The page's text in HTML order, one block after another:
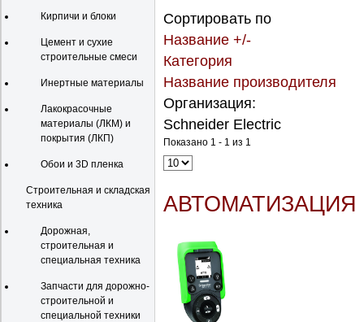
Кирпичи и блоки
Цемент и сухие
строительные смеси
Инертные материалы
Лакокрасочные
материалы (ЛКМ) и
покрытия (ЛКП)
Обои и 3D пленка
Строительная и складская
техника
Дорожная,
строительная и
специальная техника
Запчасти для дорожно-
строительной и
специальной техники
Сортировать по
Название +/-
Категория
Название производителя
Организация:
Schneider Electric
Показано 1 - 1 из 1
АВТОМАТИЗАЦИЯ